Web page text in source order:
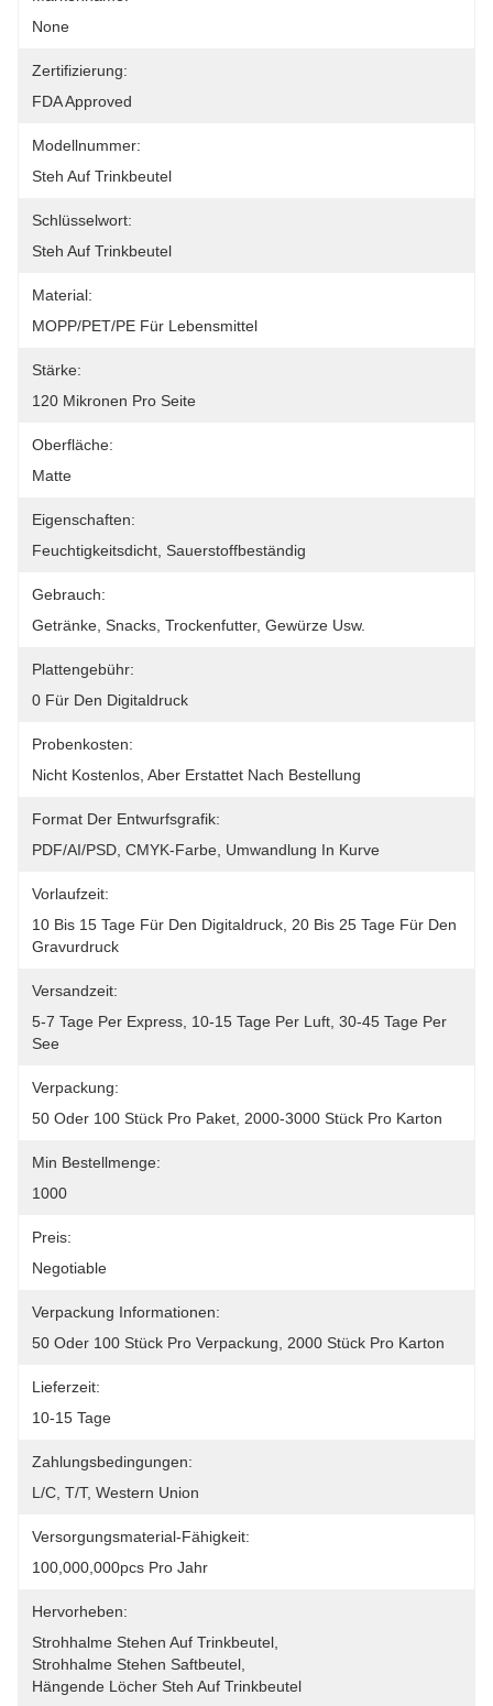
None
Zertifizierung:
FDA Approved
Modellnummer:
Steh Auf Trinkbeutel
Schlüsselwort:
Steh Auf Trinkbeutel
Material:
MOPP/PET/PE Für Lebensmittel
Stärke:
120 Mikronen Pro Seite
Oberfläche:
Matte
Eigenschaften:
Feuchtigkeitsdicht, Sauerstoffbeständig
Gebrauch:
Getränke, Snacks, Trockenfutter, Gewürze Usw.
Plattengebühr:
0 Für Den Digitaldruck
Probenkosten:
Nicht Kostenlos, Aber Erstattet Nach Bestellung
Format Der Entwurfsgrafik:
PDF/AI/PSD, CMYK-Farbe, Umwandlung In Kurve
Vorlaufzeit:
10 Bis 15 Tage Für Den Digitaldruck, 20 Bis 25 Tage Für Den
Gravurdruck
Versandzeit:
5-7 Tage Per Express, 10-15 Tage Per Luft, 30-45 Tage Per
See
Verpackung:
50 Oder 100 Stück Pro Paket, 2000-3000 Stück Pro Karton
Min Bestellmenge:
1000
Preis:
Negotiable
Verpackung Informationen:
50 Oder 100 Stück Pro Verpackung, 2000 Stück Pro Karton
Lieferzeit:
10-15 Tage
Zahlungsbedingungen:
L/C, T/T, Western Union
Versorgungsmaterial-Fähigkeit:
100,000,000pcs Pro Jahr
Hervorheben:
Strohhalme Stehen Auf Trinkbeutel
Strohhalme Stehen Saftbeutel
Hängende Löcher Steh Auf Trinkbeutel